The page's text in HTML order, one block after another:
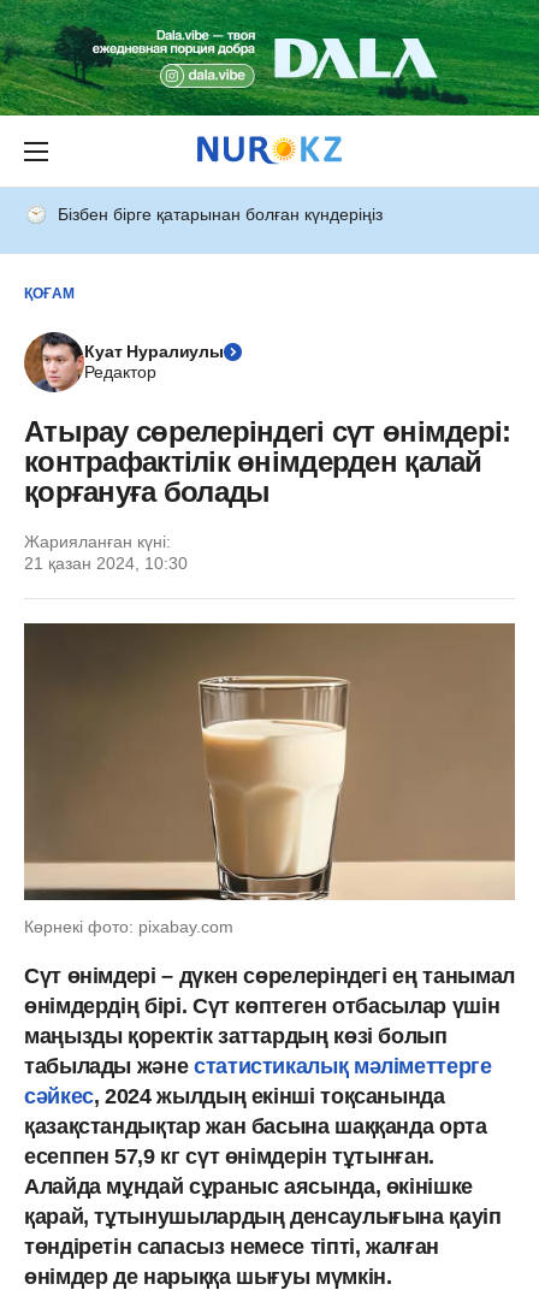
Бізбен бірге қатарынан болған күндеріңіз
ҚОҒАМ
Куат Нуралиулы
Редактор
Атырау сөрелеріндегі сүт өнімдері:
контрафактілік өнімдерден қалай
қорғануға болады
Жарияланған күні:
21 қазан 2024, 10:30
Көрнекі фото: pixabay.com
Сүт өнімдері – дүкен сөрелеріндегі ең танымал
өнімдердің бірі. Сүт көптеген отбасылар үшін
маңызды қоректік заттардың көзі болып
табылады және статистикалық мәліметтерге
сәйкес, 2024 жылдың екінші тоқсанында
қазақстандықтар жан басына шаққанда орта
есеппен 57,9 кг сүт өнімдерін тұтынған.
Алайда мұндай сұраныс аясында, өкінішке
қарай, тұтынушылардың денсаулығына қауіп
төндіретін сапасыз немесе тіпті, жалған
өнімдер де нарыққа шығуы мүмкін.